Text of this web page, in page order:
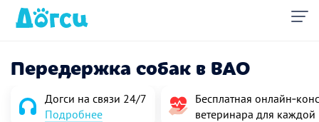
Передержка собак в ВАО
Догси на связи 24/7
Подробнее
Бесплатная
ветеринара для